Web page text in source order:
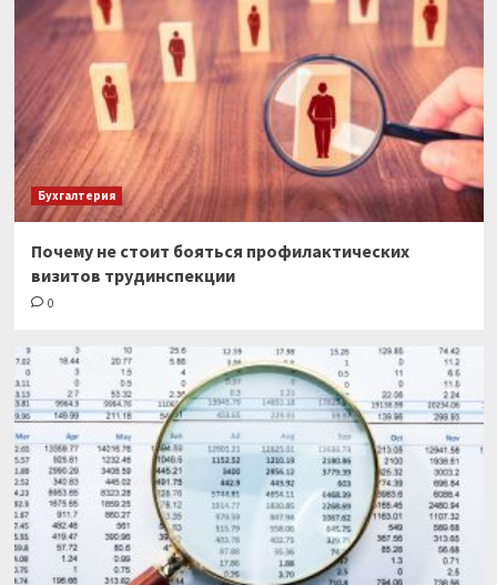
Бухгалтерия
Почему не стоит бояться профилактических
визитов трудинспекции
0